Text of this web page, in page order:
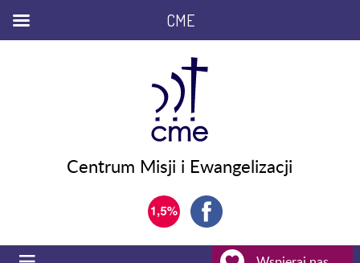
Centrum Misji i Ewangelizacji
CME